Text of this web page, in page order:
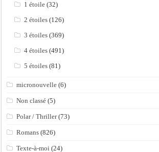
1 étoile (32)
2 étoiles (126)
3 étoiles (369)
4 étoiles (491)
5 étoiles (81)
micronouvelle (6)
Non classé (5)
Polar / Thriller(73)
Romans (826)
Texte-à-moi (24)